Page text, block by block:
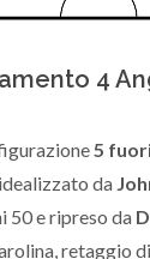
4
5
da
50 e ripreso da
retaggio di